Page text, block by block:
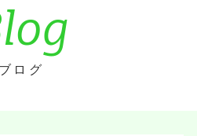
Blog
ブログ